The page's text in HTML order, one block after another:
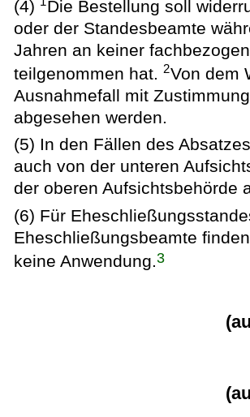
(4)
Die Bestellung soll
oder der Standesbeamte
Jahren an keiner
teilgenommen hat.2Von dem
Ausnahmefall mit
abgesehen werden.
(5) In den Fällen des
auch von der unteren
der oberen Aufsichtsbehörde
(6) Für
Eheschließungsbeamte
keine Anwendung.3